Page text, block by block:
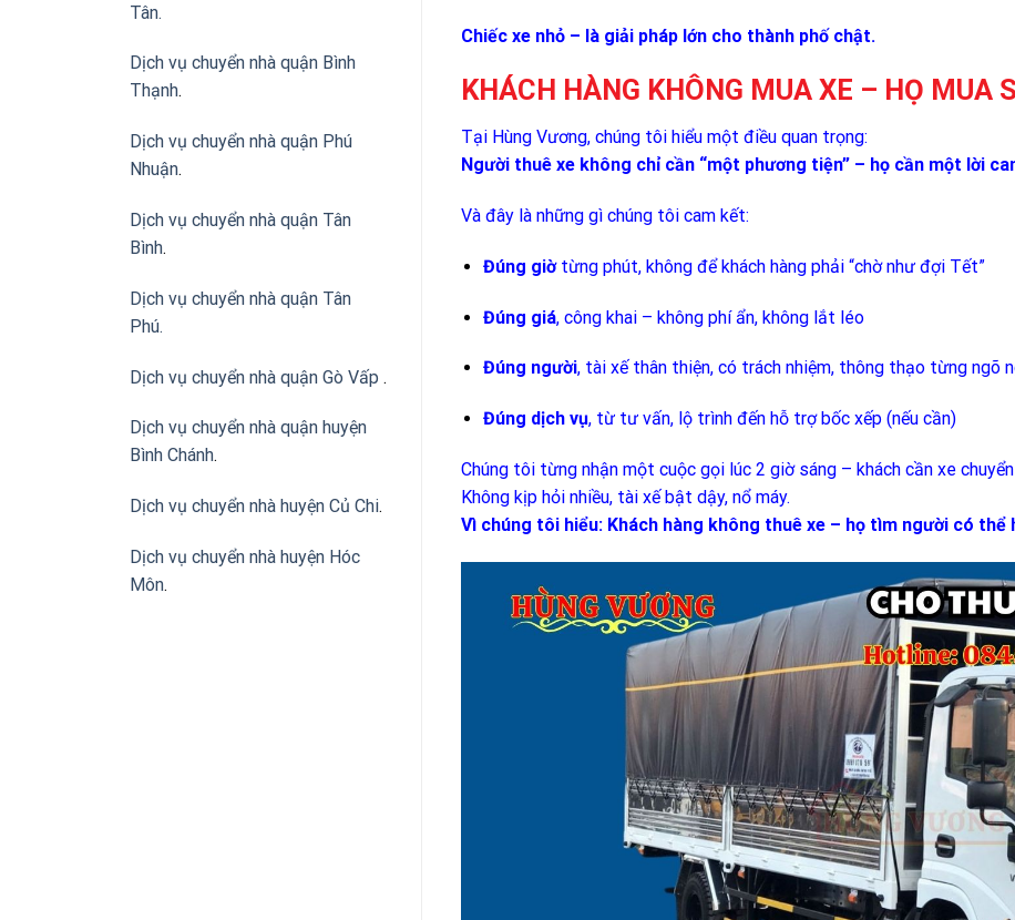
Tân.
Dịch vụ chuyển nhà quận Bình
Thạnh.
Dịch vụ chuyển nhà quận Phú
Nhuận.
Dịch vụ chuyển nhà quận Tân
Bình.
Dịch vụ chuyển nhà quận Tân
Phú.
Dịch vụ chuyển nhà quận Gò Vấp .
Dịch vụ chuyển nhà quận huyện
Bình Chánh.
Dịch vụ chuyển nhà huyện Củ Chi.
Dịch vụ chuyển nhà huyện Hóc
Môn.
Chiếc xe nhỏ – là giải pháp lớn cho thành phố chật.
KHÁCH HÀNG KHÔNG MUA XE – HỌ MUA
Tại Hùng Vương, chúng tôi hiểu một điều quan trọng:
Người thuê xe không chỉ cần “một phương tiện” – họ cần một lời
Và đây là những gì chúng tôi cam kết:
Đúng giờtừng phút, không để khách hàng phải “chờ như đợi Tết”
Đúng giá, công khai – không phí ẩn, không lắt léo
Đúng người, tài xế thân thiện, có trách nhiệm, thông thạo từng ngõ
Đúng dịch vụ, từ tư vấn, lộ trình đến hỗ trợ bốc xếp (nếu cần)
Chúng tôi từng nhận một cuộc gọi lúc 2 giờ sáng – khách cần xe
Không kịp hỏi nhiều, tài xế bật dậy, nổ máy.
Vì chúng tôi hiểu: Khách hàng không thuê xe – họ tìm người có thể